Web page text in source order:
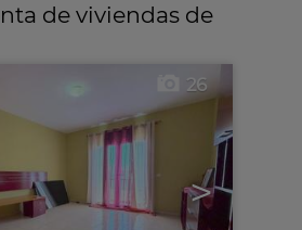
de viviendas de
>
26